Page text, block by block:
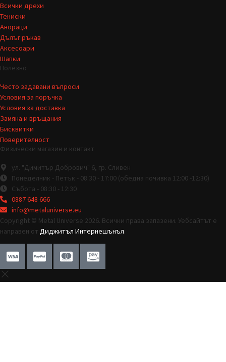
Всички дрехи
Тениски
Анораци
Дълъг ръкав
Аксесоари
Шапки
Полезно
Често задавани въпроси
Условия за поръчка
Условия за доставка
Замяна и връщания
Бисквитки
Поверителност
Физически магазин и контакт
ул. "Димитър Добрович" 6, гр. Сливен
Понеделник - Петък - 08:30 - 17:00 (обедна почивка 12:00 -12:30)
Събота - 08:30 - 12:30
0887 648 666
info@metaluniverse.eu
Copyright © Metal Universe 2026. Всички права запазени. Уебсайтът е
направен от Диджитъл Интернешънъл.